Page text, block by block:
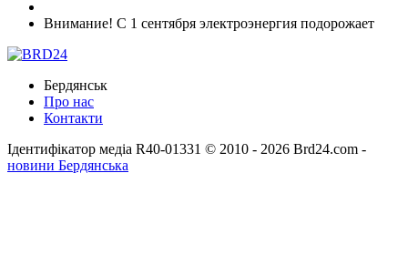
Внимание! С 1 сентября электроэнергия подорожает
Бердянськ
Про нас
Контакти
Ідентифікатор медіа R40-01331 © 2010 - 2026 Brd24.com -
новини Бердянська